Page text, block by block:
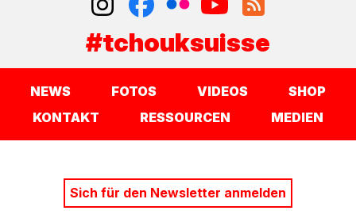
#tchouksuisse
NEWS FOTOS VIDEOS
SHOP
KONTAKT
RESSOURCEN MEDIEN
Sich für den Newsletter anmelden